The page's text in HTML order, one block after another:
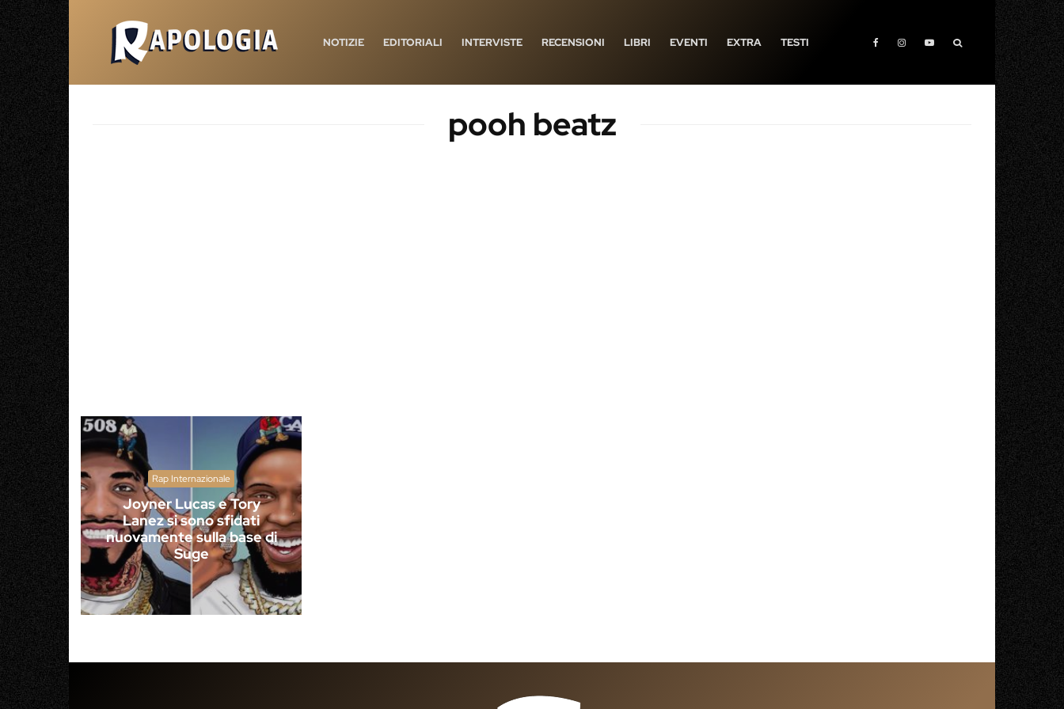
NOTIZIE EDITORIALI INTERVISTE RECENSIONI LIBRI EVENTI EXTRA TESTI
pooh beatz
Rap Internazionale
Joyner Lucas e Tory
Lanez si sono sfidati
nuovamente sulla base di
Suge